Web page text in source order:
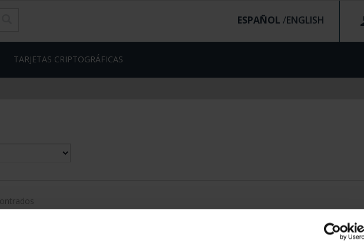
ESPAÑOL /
TARJETAS CRIPTOGRÁFICAS